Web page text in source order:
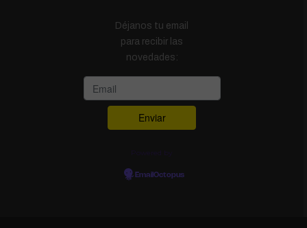
Déjanos tu email
para recibir las
novedades:
EmailOctopus